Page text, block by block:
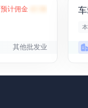
预计佣金
其他批发业